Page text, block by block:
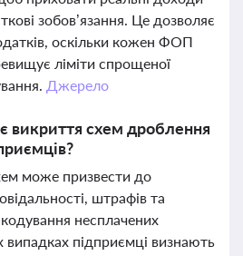
зобов’язання. Це дозволяє
оскільки кожен ФОП
ліміти спрощеної
Джерело
викриття схем дроблення
може призвести до
штрафів та
несплачених
випадках підприємці визнають